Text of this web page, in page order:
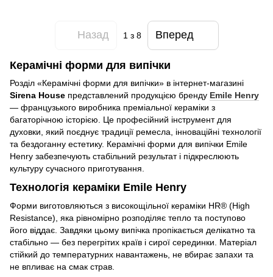
Назад 1 з 8 Вперед
Керамічні форми для випічки
Розділ «Керамічні форми для випічки» в інтернет-магазині
Sirena House представлений продукцією бренду Emile Henry
— французького виробника преміальної кераміки з
багаторічною історією. Це професійний інструмент для
духовки, який поєднує традиції ремесла, інноваційні технології
та бездоганну естетику. Керамічні форми для випічки Emile
Henry забезпечують стабільний результат і підкреслюють
культуру сучасного приготування.
Технологія кераміки Emile Henry
Форми виготовляються з високощільної кераміки HR® (High
Resistance), яка рівномірно розподіляє тепло та поступово
його віддає. Завдяки цьому випічка пропікається делікатно та
стабільно — без перегрітих країв і сирої серединки. Матеріал
стійкий до температурних навантажень, не вбирає запахи та
не впливає на смак страв.